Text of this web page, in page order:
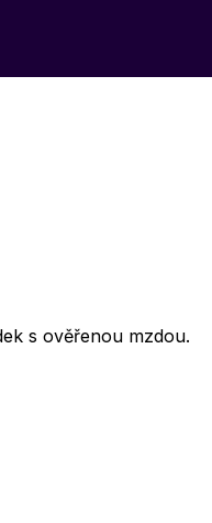
s ověřenou mzdou.